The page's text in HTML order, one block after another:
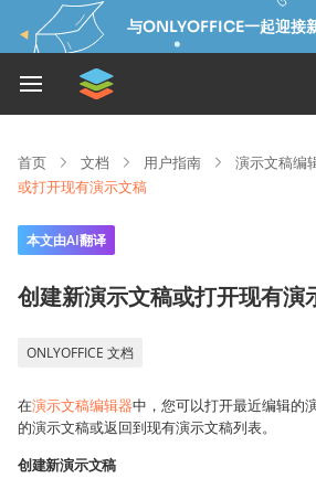
与ONLYOFFICE一起迎接
首页 文档 用户指南 演示文稿编
或打开现有演示文稿
本文由AI翻译
创建新演示文稿或打开现有演
ONLYOFFICE 文档
在演示文稿编辑器中，您可以打开最近编辑的
的演示文稿或返回到现有演示文稿列表。
创建新演示文稿